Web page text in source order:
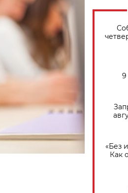
9
«Без
Как